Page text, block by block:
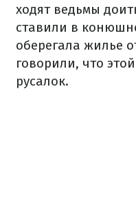
ходят ведьмы
ставили в
оберегала жилье
говорили, что
русалок.